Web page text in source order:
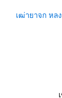
เฒ่ายาจก หล